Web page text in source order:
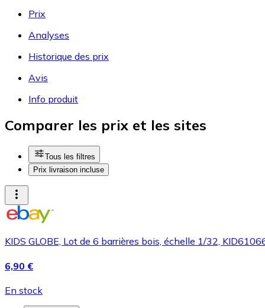
Prix
Analyses
Historique des prix
Avis
Info produit
Comparer les prix et les sites
Tous les filtres
Prix livraison incluse
KIDS GLOBE, Lot de 6 barrières bois, échelle 1/32,
6,90 €
En stock